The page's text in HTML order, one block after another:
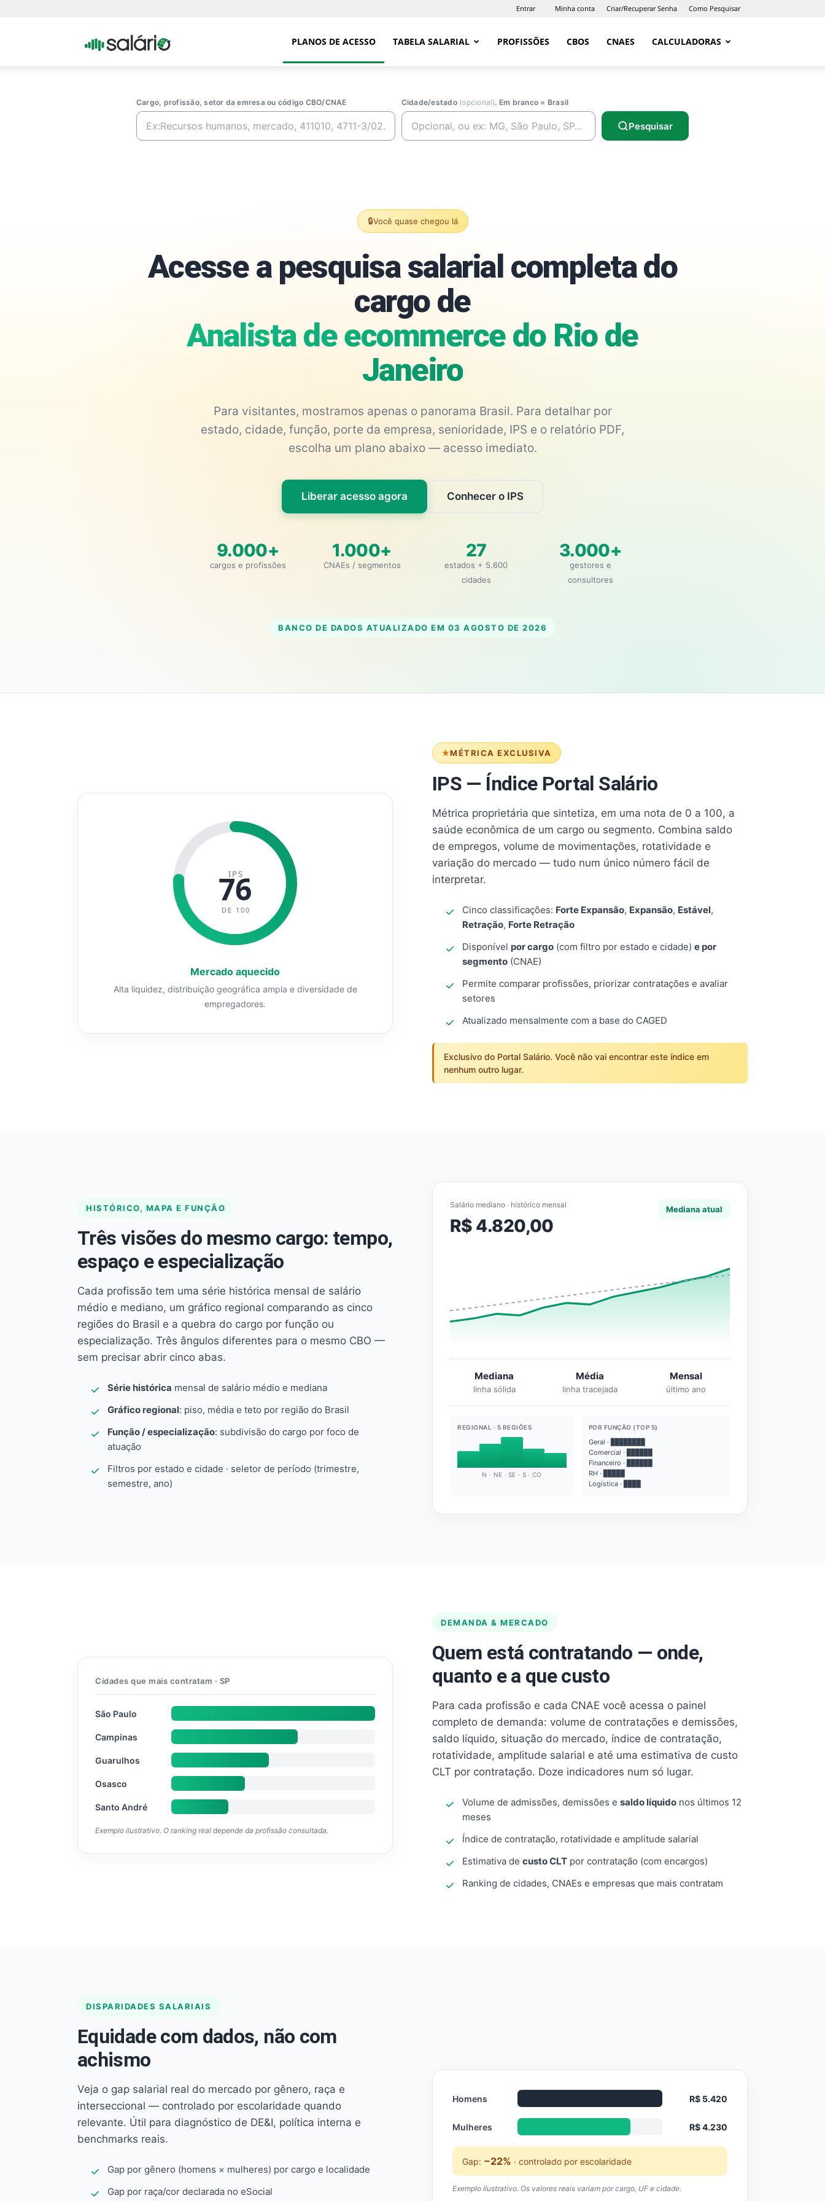
Entrar Minha conta Criar/Recuperar Senha Como Pesquisar
Portal PLANOS DE ACESSO TABELA SALARIAL PROFISSÕES CBOS CNAES CALCULADORAS
Cargo, profissão, setor da emresa ou código CBO/CNAE Cidade/estado (opcional). Em branco = Brasil
Pesquisar
🔒Você quase chegou lá
Acesse a pesquisa salarial completa do
cargo de
Analista de ecommerce do Rio de
Janeiro
Para visitantes, mostramos apenas o panorama Brasil. Para detalhar por
estado, cidade, função, porte da empresa, senioridade, IPS e o relatório PDF,
escolha um plano abaixo — acesso imediato.
Liberar acesso agora Conhecer o IPS
9.000+
cargos e profissões
1.000+
CNAEs / segmentos
27
estados + 5.600
cidades
3.000+
gestores e
consultores
BANCO DE DADOS ATUALIZADO EM 03 AGOSTO DE 2026
MÉTRICA EXCLUSIVA
IPS — Índice Portal Salário
Métrica proprietária que sintetiza, em uma nota de 0 a 100, a
saúde econômica de um cargo ou segmento. Combina saldo
de empregos, volume de movimentações, rotatividade e
variação do mercado — tudo num único número fácil de
interpretar.
Cinco classificações: Forte Expansão, Expansão, Estável,
Retração, Forte Retração
Disponível por cargo (com filtro por estado e cidade) e por
segmento (CNAE)
Permite comparar profissões, priorizar contratações e avaliar
setores
Atualizado mensalmente com a base do CAGED
Exclusivo do Portal Salário. Você não vai encontrar este índice em
nenhum outro lugar.
IPS
76
DE 100
Mercado aquecido
Alta liquidez, distribuição geográfica ampla e diversidade de
empregadores.
HISTÓRICO, MAPA E FUNÇÃO
Três visões do mesmo cargo: tempo,
espaço e especialização
Cada profissão tem uma série histórica mensal de salário
médio e mediano, um gráfico regional comparando as cinco
regiões do Brasil e a quebra do cargo por função ou
especialização. Três ângulos diferentes para o mesmo CBO —
sem precisar abrir cinco abas.
Série histórica mensal de salário médio e mediana
Gráfico regional: piso, média e teto por região do Brasil
Função / especialização: subdivisão do cargo por foco de
atuação
Filtros por estado e cidade · seletor de período (trimestre,
semestre, ano)
Salário mediano · histórico mensal
R$ 4.820,00
Mediana atual
Mediana
linha sólida
Média
linha tracejada
Mensal
último ano
REGIONAL · 5 REGIÕES
N · NE · SE · S · CO
POR FUNÇÃO (TOP 5)
Geral · ████████
Comercial · ██████
Financeiro · ██████
RH · █████
Logística · ████
DEMANDA & MERCADO
Quem está contratando — onde,
quanto e a que custo
Para cada profissão e cada CNAE você acessa o painel
completo de demanda: volume de contratações e demissões,
saldo líquido, situação do mercado, índice de contratação,
rotatividade, amplitude salarial e até uma estimativa de custo
CLT por contratação. Doze indicadores num só lugar.
Volume de admissões, demissões e saldo líquido nos últimos 12
meses
Índice de contratação, rotatividade e amplitude salarial
Estimativa de custo CLT por contratação (com encargos)
Ranking de cidades, CNAEs e empresas que mais contratam
Cidades que mais contratam · SP
São Paulo
Campinas
Guarulhos
Osasco
Santo André
Exemplo ilustrativo. O ranking real depende da profissão consultada.
DISPARIDADES SALARIAIS
Equidade com dados, não com
achismo
Veja o gap salarial real do mercado por gênero, raça e
interseccional — controlado por escolaridade quando
relevante. Útil para diagnóstico de DE&I, política interna e
benchmarks reais.
Gap por gênero (homens × mulheres) por cargo e localidade
Gap por raça/cor declarada no eSocial
Homens R$ 5.420
Mulheres R$ 4.230
Gap: −22% · controlado por escolaridade
Exemplo ilustrativo. Os valores reais variam por cargo, UF e cidade.